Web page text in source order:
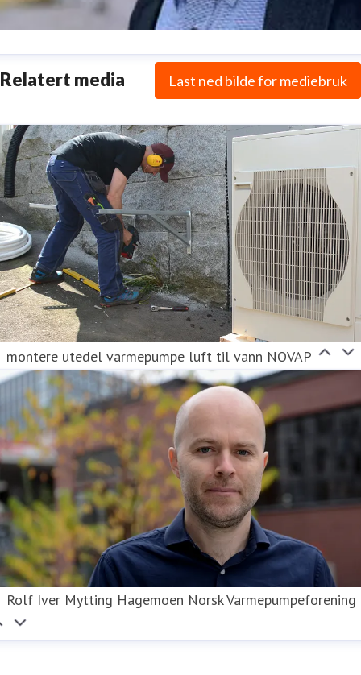
Baardsen
Rådgiver, politikk og rammebetingelser
rammebetingelser baard@novap.no 911 33 000
Relatert media Last ned bilde for mediebruk
montere utedel varmepumpe luft til vann NOVAP
Rolf Iver Mytting Hagemoen Norsk Varmepumpeforening